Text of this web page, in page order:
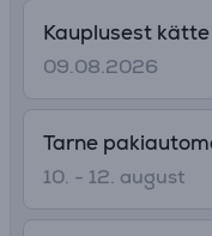
Kauplusest kätte
09.08.2026
Tarne
10. - 12. august